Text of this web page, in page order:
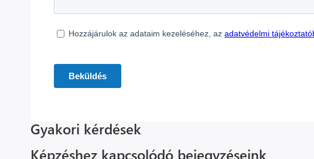
Gyakori kérdések
Képzéshez kapcsolódó bejegyzéseink